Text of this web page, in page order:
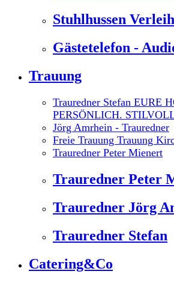
Stuhlhussen
Gästetelefon -
Trauung
Trauredner Stefan EURE
PERSÖNLICH.
Jörg Amrhein - Trauredner
Freie Trauung Trauung
Trauredner Peter Mienert
Trauredner Peter
Trauredner Jörg
Trauredner Stefan
Catering&Co